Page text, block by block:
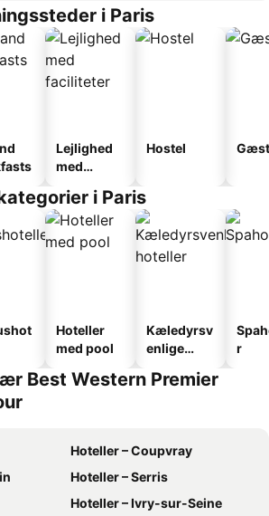
i Paris
Lejlighed
med
Hostel
i Paris
Hoteller
med pool
Kæledyrsv
enlige
r
Best Western Premier
Hoteller – Coupvray
Hoteller – Serris
Hoteller – Ivry-sur-Seine